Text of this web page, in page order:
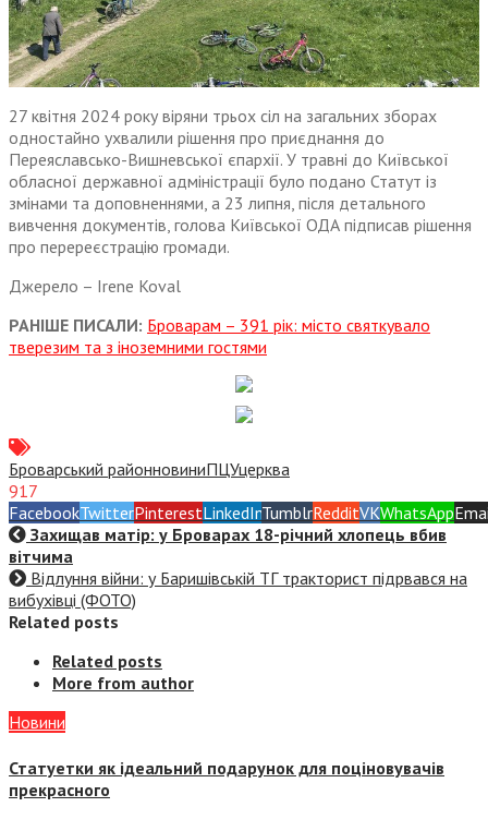
27 квітня 2024 року віряни трьох сіл на загальних зборах
одностайно ухвалили рішення про приєднання до
Переяславсько-Вишневської єпархії. У травні до Київської
обласної державної адміністрації було подано Статут із
змінами та доповненнями, а 23 липня, після детального
вивчення документів, голова Київської ОДА підписав рішення
про перереєстрацію громади.
Джерело – Irene Koval
РАНІШЕ ПИСАЛИ: Броварам – 391 рік: місто святкувало
тверезим та з іноземними гостями
Броварський районновиниПЦУцерква
917
FacebookTwitterPinterestLinkedInTumblrRedditVKWhatsApp
Захищав матір: у Броварах 18-річний хлопець вбив
вітчима
Відлуння війни: у Баришівській ТГ тракторист підрвався на
вибухівці (ФОТО)
Related posts
Related posts
More from author
Новини
Статуетки як ідеальний подарунок для поціновувачів
прекрасного